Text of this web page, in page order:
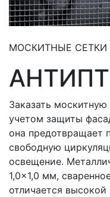
МОСКИТНЫЕ СЕТКИ
Заказать
учетом защиты
она предотвращает
свободную
освещение.
1,0×1,0 мм,
отличается